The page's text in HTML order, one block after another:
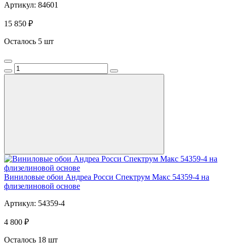
Артикул: 84601
15 850 ₽
Осталось 5 шт
Виниловые обои Андреа Росси Спектрум Макс 54359-4 на
флизелиновой основе
Артикул: 54359-4
4 800 ₽
Осталось 18 шт